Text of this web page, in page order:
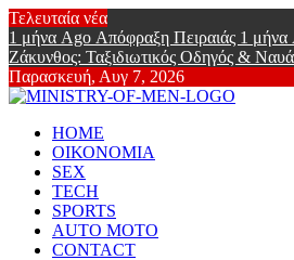
Skip
to
content
Τελευταία νέα
1 μήνα Ago Απόφραξη Πειραιάς 1 μήνα
Ζάκυνθος: Ταξιδιωτικός Οδηγός &
Παρασκευή, Αυγ 7, 2026
Online Lifestyle περιοδικό για Aνδρες
Primary
Menu
HOME
ΟΙΚΟΝΟΜΙΑ
SEX
TECH
SPORTS
AUTO MOTO
CONTACT